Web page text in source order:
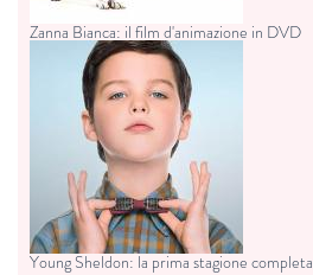
Zanna Bianca: il film d'animazione in DVD
Young Sheldon: la prima stagione completa